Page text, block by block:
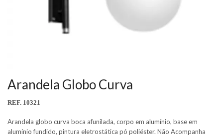
Arandela Globo Curva
REF. 10321
Arandela globo curva boca afunilada, corpo em alumínio, base em
alumínio fundido, pintura eletrostática pó poliéster. Não Acompanha